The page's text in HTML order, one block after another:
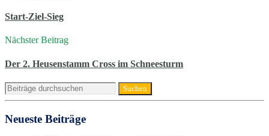
Start-Ziel-Sieg
Nächster Beitrag
Der 2. Heusenstamm Cross im Schneesturm
Neueste Beiträge